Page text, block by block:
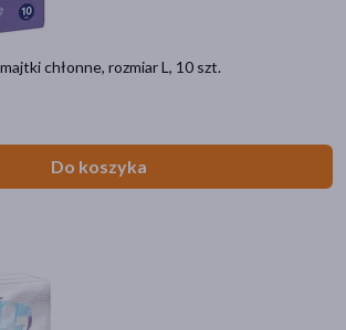
chłonne, rozmiar L, 10 szt.
Do koszyka